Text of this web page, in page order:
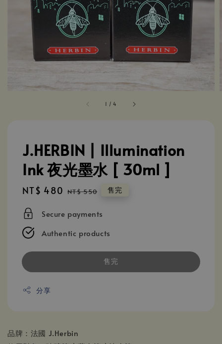
1 /4
J.HERBIN | Illumination
Ink 夜光墨水 [ 30ml ]
Sale
NT$ 480 Regular
NT$ 550 售完
Secure payments
Authentic products
售完
分享
品牌：法國 J.Herbin